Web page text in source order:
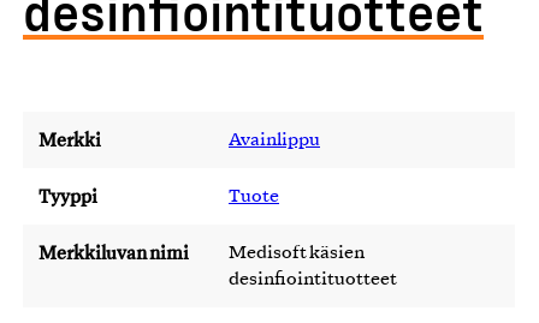
Merkki Avainlippu
Tyyppi Tuote
Merkkiluvan nimi
Medisoft käsien
desinfiointituotteet